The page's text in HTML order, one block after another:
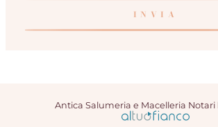
Antica Salumeria e Macelleria Notari